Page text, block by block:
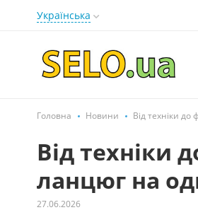
Українська
Головна Новини Від техніки
Від техніки
ланцюг на
27.06.2026